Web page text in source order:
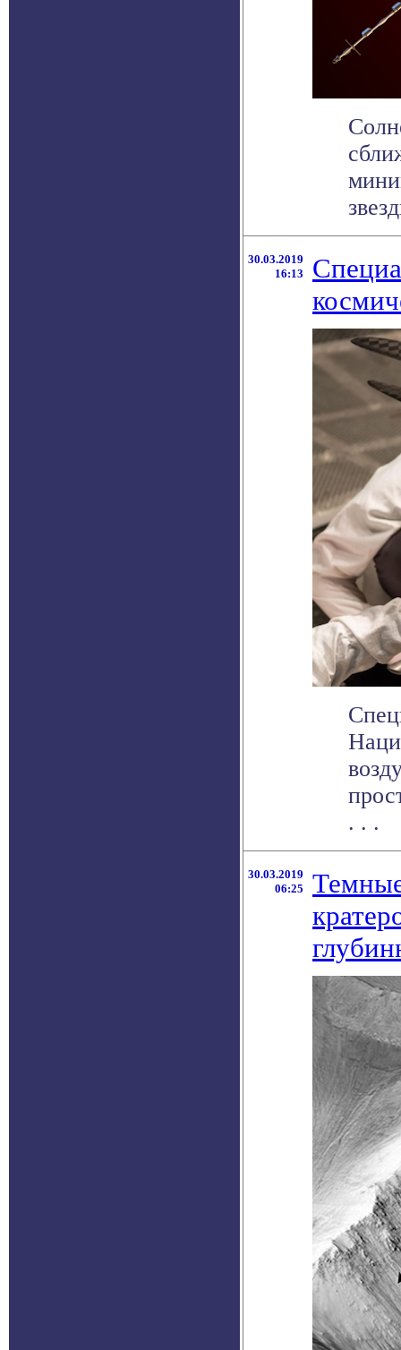
30.03.2019
16:13
. . .
30.03.2019
06:25